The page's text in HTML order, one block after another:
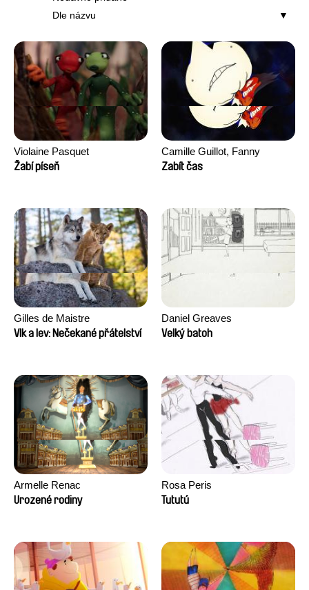
Dle názvu
Violaine Pasquet
Žabí píseň
Camille Guillot, Fanny
Hagdahl Sörebo, Aleksandra
Valentine Zhang
Zabít čas
Gilles de Maistre
Vlk a lev: Nečekané přátelství
Daniel Greaves
Velký batoh
Armelle Renac
Urozené rodiny
Rosa Peris
Tututú